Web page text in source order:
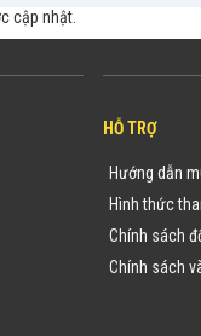
cập nhật.
HỖ TRỢ
Hướng dẫn
Hình thức
Chính sách
Chính sách